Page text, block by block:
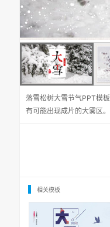
落雪松树大雪节气PPT模
有可能出现成片的大雾区
相关模板